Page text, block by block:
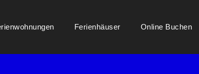
Ferienhäuser Online Buchen